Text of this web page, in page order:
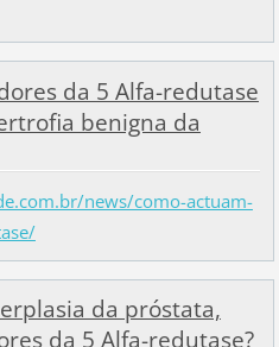
da 5 Alfa-redutase
benigna da
news/como-actuam-
da próstata,
da 5 Alfa-redutase?